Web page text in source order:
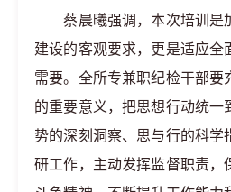
蔡晨曦强调，本次培训是
建设的客观要求，更是适应全
需要。全所专兼职纪检干部要
的重要意义，把思想行动统一
势的深刻洞察、思与行的科学
研工作，主动发挥监督职责，